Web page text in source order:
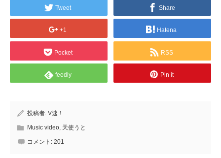
Tweet Share
+1 Hatena
Pocket RSS
feedly Pin it
投稿者: V速！
Music video, 天使うと
コメント: 201